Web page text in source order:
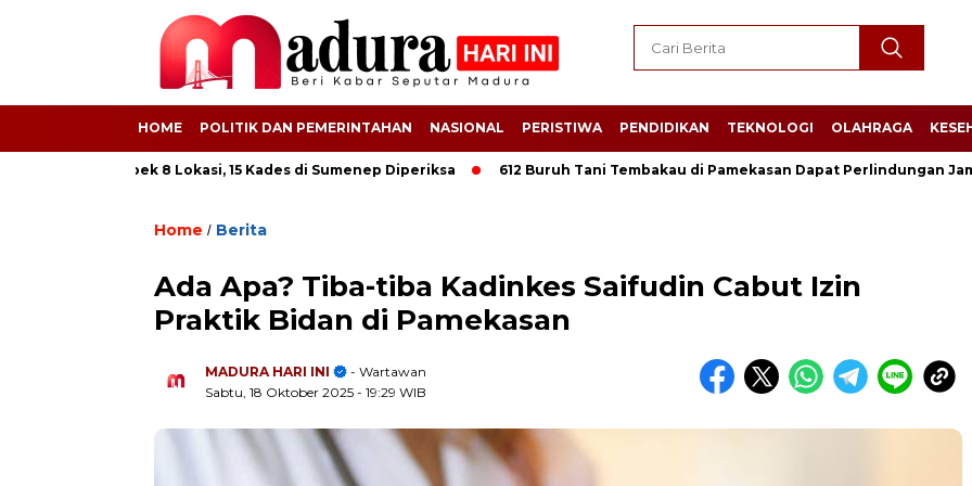
HOME POLITIK DAN PEMERINTAHAN NASIONAL PERISTIWA PENDIDIKAN TEKNOLOGI OLAHRAGA
Grebek 8 Lokasi, 15 Kades di Sumenep Diperiksa 612 Buruh Tani Tembakau di Pamekasan Dapat Perlindungan
Home / Berita
Ada Apa? Tiba-tiba Kadinkes Saifudin Cabut Izin
Praktik Bidan di Pamekasan
MADURA HARI INI
- Wartawan
Sabtu, 18 Oktober 2025 - 19:29 WIB